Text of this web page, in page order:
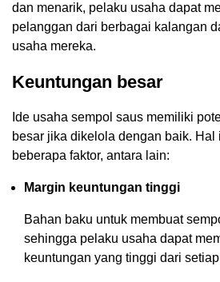
dan menarik, pelaku usaha dapat
pelanggan dari berbagai kalangan
usaha mereka.
Keuntungan besar
Ide usaha sempol saus memiliki
besar jika dikelola dengan baik.
beberapa faktor, antara lain:
Margin keuntungan tinggi
Bahan baku untuk membuat
sehingga pelaku usaha dapat
keuntungan yang tinggi dari